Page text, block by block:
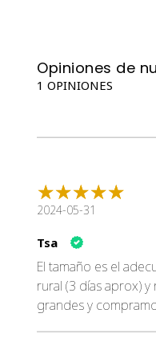
Opiniones de
1 OPINIONES
2024-05-31
Tsa
El tamaño es el
rural (3 días aprox)
grandes y